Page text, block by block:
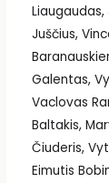
Juščius,
Galentas,
Vaclovas
Baltakis,
Čiuderis,
Eimutis